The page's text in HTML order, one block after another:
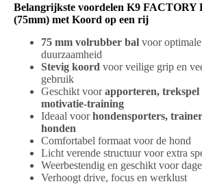
Belangrijkste voordelen K9 FACTORY
(75mm) met Koord op een rij
75 mm volrubber bal voor optimale
duurzaamheid
Stevig koord voor veilige grip en
gebruik
Geschikt voorapporteren, trekspel
motivatie-training
Ideaal voorhondensporters,
honden
Comfortabel formaat voor de hond
Licht verende structuur voor extra
Weerbestendig en geschikt voor
Verhoogt drive, focus en werklust